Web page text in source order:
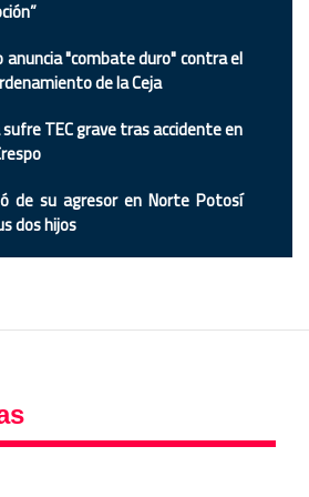
anuncia "combate duro" contra el
de la Ceja
TEC grave tras accidente en
de su agresor en Norte Potosí
dos hijos